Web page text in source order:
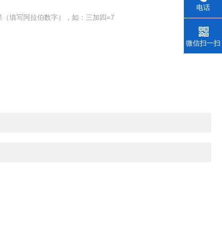
填写阿拉伯数字），如：三加四=7
电话
微信扫一扫